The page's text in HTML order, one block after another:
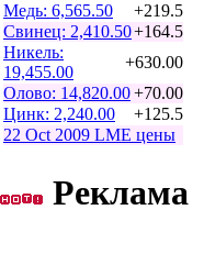
Медь: 6,565.50
+219.5
Свинец: 2,410.50+164.5
Никель:
19,455.00
+630.00
Олово: 14,820.00+70.00
Цинк: 2,240.00
+125.5
22 Oct 2009 LME цены
Реклама